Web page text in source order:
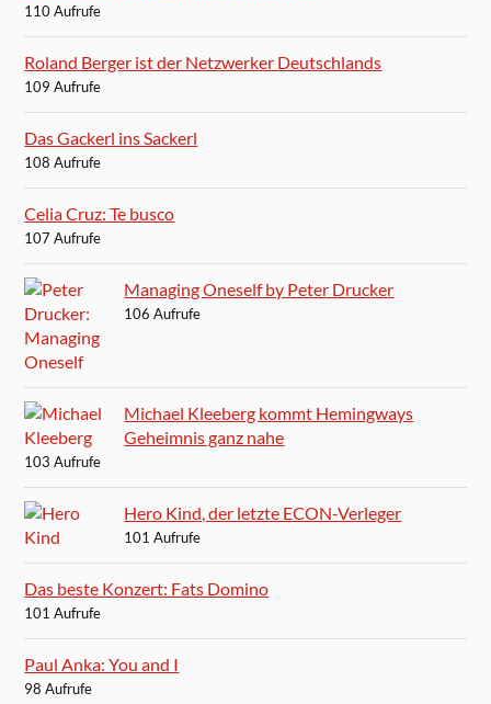
110 Aufrufe
Roland Berger ist der Netzwerker Deutschlands
109 Aufrufe
Das Gackerl ins Sackerl
108 Aufrufe
Celia Cruz: Te busco
107 Aufrufe
Managing Oneself by Peter Drucker
106 Aufrufe
Michael Kleeberg kommt Hemingways
Geheimnis ganz nahe
103 Aufrufe
Hero Kind, der letzte ECON-Verleger
101 Aufrufe
Das beste Konzert: Fats Domino
101 Aufrufe
Paul Anka: You and I
98 Aufrufe